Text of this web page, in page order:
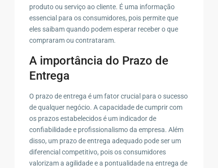
produto ou serviço ao cliente. É uma informação
essencial para os consumidores, pois permite que
eles saibam quando podem esperar receber o que
compraram ou contrataram.
A importância do Prazo de
Entrega
O prazo de entrega é um fator crucial para o sucesso
de qualquer negócio. A capacidade de cumprir com
os prazos estabelecidos é um indicador de
confiabilidade e profissionalismo da empresa. Além
disso, um prazo de entrega adequado pode ser um
diferencial competitivo, pois os consumidores
valorizam a agilidade e a pontualidade na entrega de